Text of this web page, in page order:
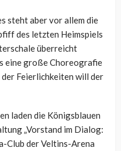
steht aber vor allem die
des letzten Heimspiels
überreicht
eine große Choreografie
Feierlichkeiten will der
laden die Königsblauen
„Vorstand im Dialog:
Club der Veltins-Arena